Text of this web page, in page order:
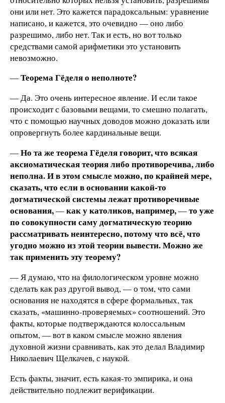
они или нет. Это кажется парадоксальным: уравнение
написано, и кажется, это очевидно — оно либо
разрешимо, либо нет. Так и есть, но вот только
средствами самой арифметики это установить
невозможно.
—Теорема Гёделя о неполноте?
— Да. Это очень интересное явление. И если такое
происходит с базовыми вещами, то смешно полагать,
что с помощью научных доводов можно доказать или
опровергнуть более кардинальные вещи.
—Но та же теорема Гёделя говорит, что всякая
аксиоматическая теория либо противоречива, либо
неполна. И в этом смысле можно, по крайней мере,
сказать, что если в основании какой-то
догматической системы лежат противоречивые
основания,—как у католиков, например,—то уже
по совокупности саму догматическую теорию
рассматривать неинтересно, потому что всё, что
угодно можно из этой теории вывести. Можно же
так применить эту теорему?
— Я думаю, что на филологическом уровне можно
сделать как раз другой вывод, — о том, что сами
основания не находятся в сфере формальных, так
сказать, «машинно-проверяемых» соотношений. Это
факты, которые подтверждаются колоссальным
опытом, — вот в каком смысле можно явления
духовной жизни сравнивать, как это делал Владимир
Николаевич Щелкачев, с наукой.
Есть факты, значит, есть какая-то эмпирика, и она
действительно подлежит верификации.